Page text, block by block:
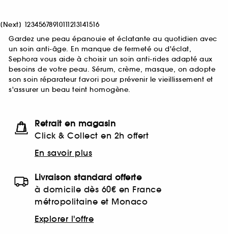
[Next] 12345678910111213141516
Gardez une peau épanouie et éclatante au quotidien avec
un soin anti-âge. En manque de fermeté ou d'éclat,
Sephora vous aide à choisir un soin anti-rides adapté aux
besoins de votre peau. Sérum, crème, masque, on adopte
son soin réparateur favori pour prévenir le vieillissement et
s'assurer un beau teint homogène.
Retrait en magasin
Click & Collect en 2h offert
En savoir plus
Livraison standard offerte
à domicile dès 60€ en France
métropolitaine et Monaco
Explorer l'offre